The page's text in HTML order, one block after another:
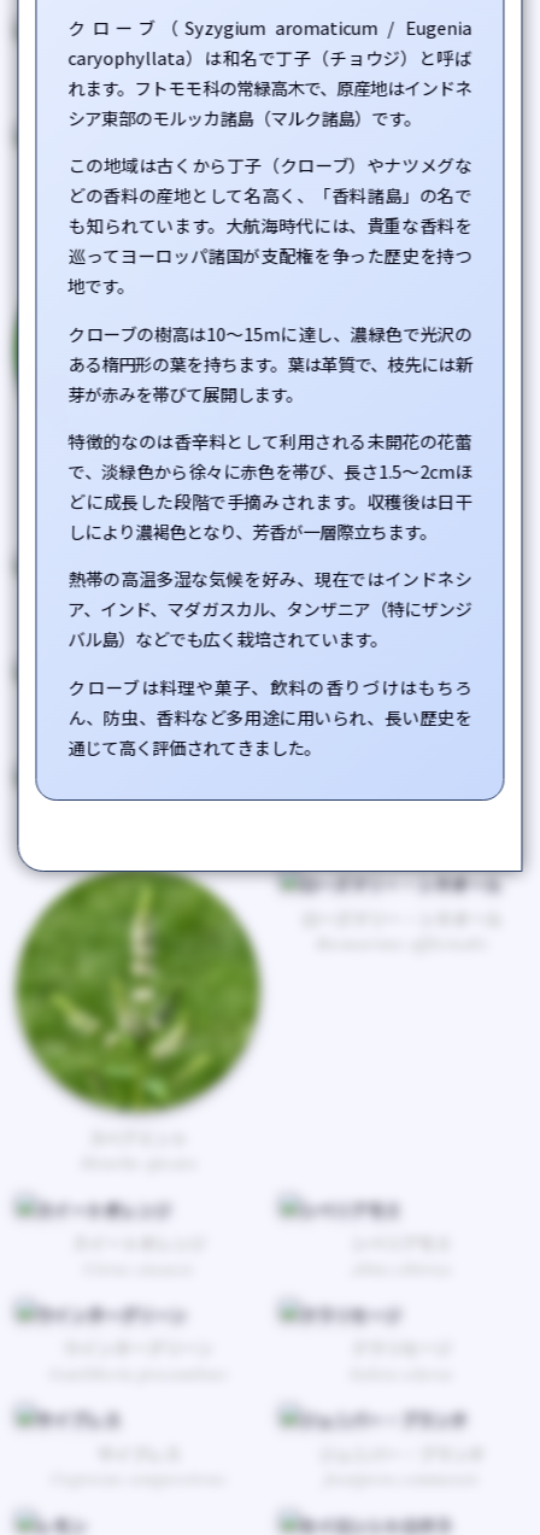
クローブ（ Syzygium aromaticum / Eugenia
caryophyllata）は和名で丁子（チョウジ）と呼ば
れます。フトモモ科の常緑高木で、原産地はインドネ
シア東部のモルッカ諸島（マルク諸島）です。
この地域は古くから丁子（クローブ）やナツメグな
どの香料の産地として名高く、「香料諸島」の名で
も知られています。大航海時代には、貴重な香料を
巡ってヨーロッパ諸国が支配権を争った歴史を持つ
地です。
クローブの樹高は10〜15mに達し、濃緑色で光沢の
ある楕円形の葉を持ちます。葉は革質で、枝先には新
芽が赤みを帯びて展開します。
特徴的なのは香辛料として利用される未開花の花蕾
で、淡緑色から徐々に赤色を帯び、長さ1.5〜2cmほ
どに成長した段階で手摘みされます。収穫後は日干
しにより濃褐色となり、芳香が一層際立ちます。
熱帯の高温多湿な気候を好み、現在ではインドネシ
ア、インド、マダガスカル、タンザニア（特にザンジ
バル島）などでも広く栽培されています。
クローブは料理や菓子、飲料の香りづけはもちろ
ん、防虫、香料など多用途に用いられ、長い歴史を
通じて高く評価されてきました。
ローリエ
Laurus nobilis
グレープフルーツ
Citrus paradisi
キャロット・シード
Daucus carota
ローズマリー・ベルべノン
Rosmarinus officinalis
コーンミント
Mentha arvensis
Lavandula spica
バジル
Ocimum basilicum
ユーカリグロブルス
Eucalyptus globulus
イランイラン
Cananga odorata
ティーツリー
Melaleuca alternifolia